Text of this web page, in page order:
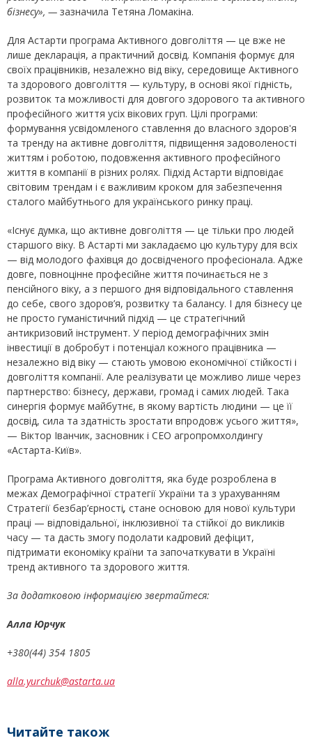
бізнесу», — зазначила Тетяна Ломакіна.
Для Астарти програма Активного довголіття — це вже не
лише декларація, а практичний досвід. Компанія формує для
своїх працівників, незалежно від віку, середовище Активного
та здорового довголіття — культуру, в основі якої гідність,
розвиток та можливості для довгого здорового та активного
професійного життя усіх вікових груп. Цілі програми:
формування усвідомленого ставлення до власного здоров'я
та тренду на активне довголіття, підвищення задоволеності
життям і роботою, подовження активного професійного
життя в компанії в різних ролях. Підхід Астарти відповідає
світовим трендам і є важливим кроком для забезпечення
сталого майбутнього для українського ринку праці.
«Існує думка, що активне довголіття — це тільки про людей
старшого віку. В Астарті ми закладаємо цю культуру для всіх
— від молодого фахівця до досвідченого професіонала. Адже
довге, повноцінне професійне життя починається не з
пенсійного віку, а з першого дня відповідального ставлення
до себе, свого здоров’я, розвитку та балансу. І для бізнесу це
не просто гуманістичний підхід — це стратегічний
антикризовий інструмент. У період демографічних змін
інвестиції в добробут і потенціал кожного працівника —
незалежно від віку — стають умовою економічної стійкості і
довголіття компанії. Але реалізувати це можливо лише через
партнерство: бізнесу, держави, громад і самих людей. Така
синергія формує майбутнє, в якому вартість людини — це її
досвід, сила та здатність зростати впродовж усього життя»,
— Віктор Іванчик, засновник і CEO агропромхолдингу
«Астарта-Київ».
Програма Активного довголіття, яка буде розроблена в
межах Демографічної стратегії України та з урахуванням
Стратегії безбар’єрності, стане основою для нової культури
праці — відповідальної, інклюзивної та стійкої до викликів
часу — та дасть змогу подолати кадровий дефіцит,
підтримати економіку країни та започаткувати в Україні
тренд активного та здорового життя.
За додатковою інформацією звертайтеся:
Алла Юрчук
+380(44) 354 1805
alla.yurchuk@astarta.ua
Читайте також